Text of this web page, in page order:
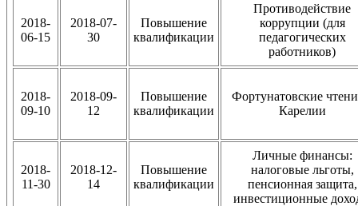
2018-
06-15
2018-07-
30
Повышение
квалификации
Противодействие
коррупции (для
педагогических
работников)
2018-
09-10
2018-09-
12
Повышение
квалификации
Фортунатовские
Карелии
2018-
11-30
2018-12-
14
Повышение
квалификации
Личные финансы:
налоговые льготы,
пенсионная защита,
инвестиционные